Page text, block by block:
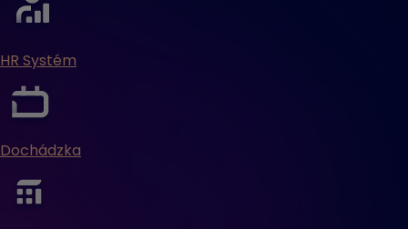
HR Systém
Dochádzka